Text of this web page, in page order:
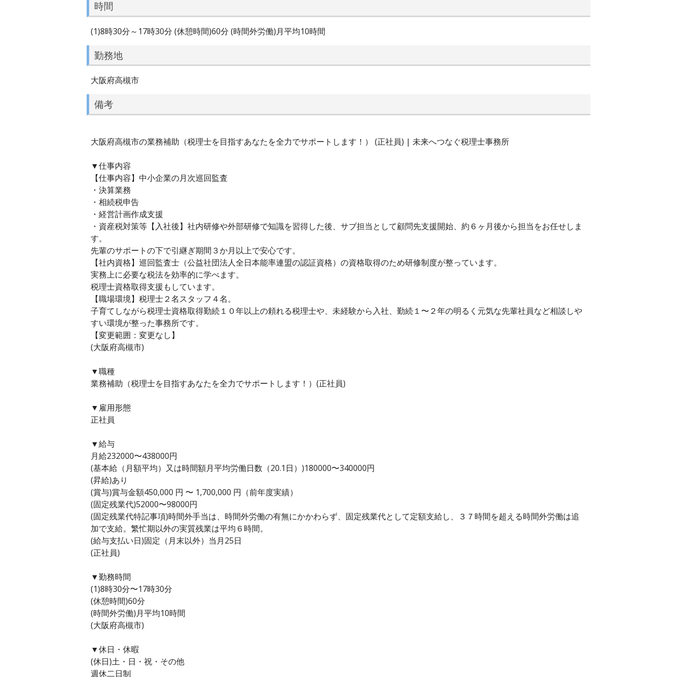
時間
(1)8時30分～17時30分 (休憩時間)60分 (時間外労働)月平均10時間
勤務地
大阪府高槻市
備考
大阪府高槻市の業務補助（税理士を目指すあなたを全力でサポートします！） (正社員) | 未来へつなぐ税理士事務所
▼仕事内容
【仕事内容】中小企業の月次巡回監査
・決算業務
・相続税申告
・経営計画作成支援
・資産税対策等【入社後】社内研修や外部研修で知識を習得した後、サブ担当として顧問先支援開始、約６ヶ月後から担当をお任せしま
す。
先輩のサポートの下で引継ぎ期間３か月以上で安心です。
【社内資格】巡回監査士（公益社団法人全日本能率連盟の認証資格）の資格取得のため研修制度が整っています。
実務上に必要な税法を効率的に学べます。
税理士資格取得支援もしています。
【職場環境】税理士２名スタッフ４名。
子育てしながら税理士資格取得勤続１０年以上の頼れる税理士や、未経験から入社、勤続１〜２年の明るく元気な先輩社員など相談しや
すい環境が整った事務所です。
【変更範囲：変更なし】
(大阪府高槻市)
▼職種
業務補助（税理士を目指すあなたを全力でサポートします！）(正社員)
▼雇用形態
正社員
▼給与
月給232000〜438000円
(基本給（月額平均）又は時間額月平均労働日数（20.1日）)180000〜340000円
(昇給)あり
(賞与)賞与金額450,000 円 〜 1,700,000 円（前年度実績）
(固定残業代)52000〜98000円
(固定残業代特記事項)時間外手当は、時間外労働の有無にかかわらず、固定残業代として定額支給し、３７時間を超える時間外労働は追
加で支給。繁忙期以外の実質残業は平均６時間。
(給与支払い日)固定（月末以外）当月25日
(正社員)
▼勤務時間
(1)8時30分〜17時30分
(休憩時間)60分
(時間外労働)月平均10時間
(大阪府高槻市)
▼休日・休暇
(休日)土・日・祝・その他
週休二日制